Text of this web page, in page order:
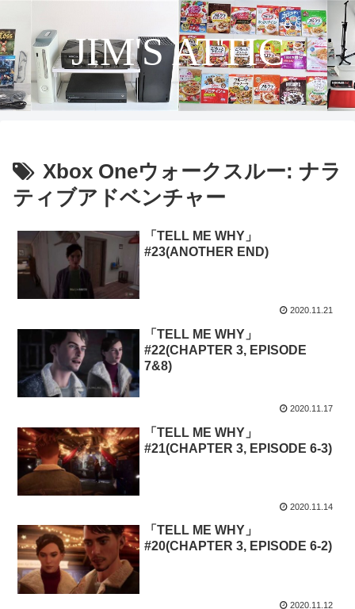
JIM'S ATTIC
Xbox Oneウォークスルー: ナラ
ティブアドベンチャー
「TELL ME WHY」
#23(ANOTHER END)
2020.11.21
「TELL ME WHY」
#22(CHAPTER 3, EPISODE
7&8)
2020.11.17
「TELL ME WHY」
#21(CHAPTER 3, EPISODE 6-3)
2020.11.14
「TELL ME WHY」
#20(CHAPTER 3, EPISODE 6-2)
2020.11.12